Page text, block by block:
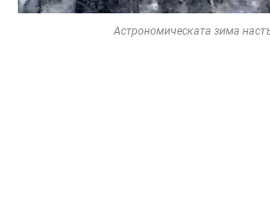
Астрономическата зима